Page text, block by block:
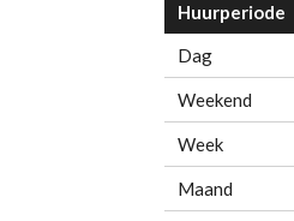
Huurperiode
Dag
Weekend
Week
Maand